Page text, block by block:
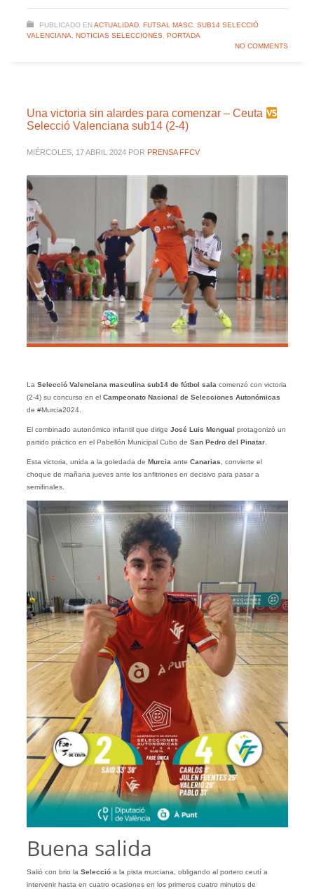
PUBLICADO EN ACTUALIDAD, FUTSAL MASC. SUB14 SELECCIÓ
VALENCIANA
NOTICIAS SELECCIONES, PORTADA
NO COMMENTS
Una victoria sin alardes para comenzar – Ceuta
Selecció Valenciana sub14 (2-4)
MIÉRCOLES, 17 ABRIL 2024 POR PRENSA FFCV
La Selecció Valenciana masculina sub14 de fútbol sala comenzó con victoria
(2-4) su concurso en el Campeonato Nacional de Selecciones Autonómicas
de #Murcia2024.
El combinado autonómico infantil que dirige José Luis Mengual protagonizó un
partido práctico en el Pabellón Municipal Cubo de San Pedro del Pinatar.
Esta victoria, unida a la goledada de Murcia ante Canarias , convierte el
choque de mañana jueves ante los anfitriones en decisivo para pasar a
semifinales.
Buena salida
Salió con brio la Seleccióa la pista murciana, obligando al portero ceutí a
intervenir hasta en cuatro ocasiones en los primeros cuatro minutos de